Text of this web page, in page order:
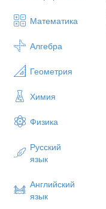
Математика
Алгебра
Геометрия
Химия
Физика
Русский
язык
Английский
язык